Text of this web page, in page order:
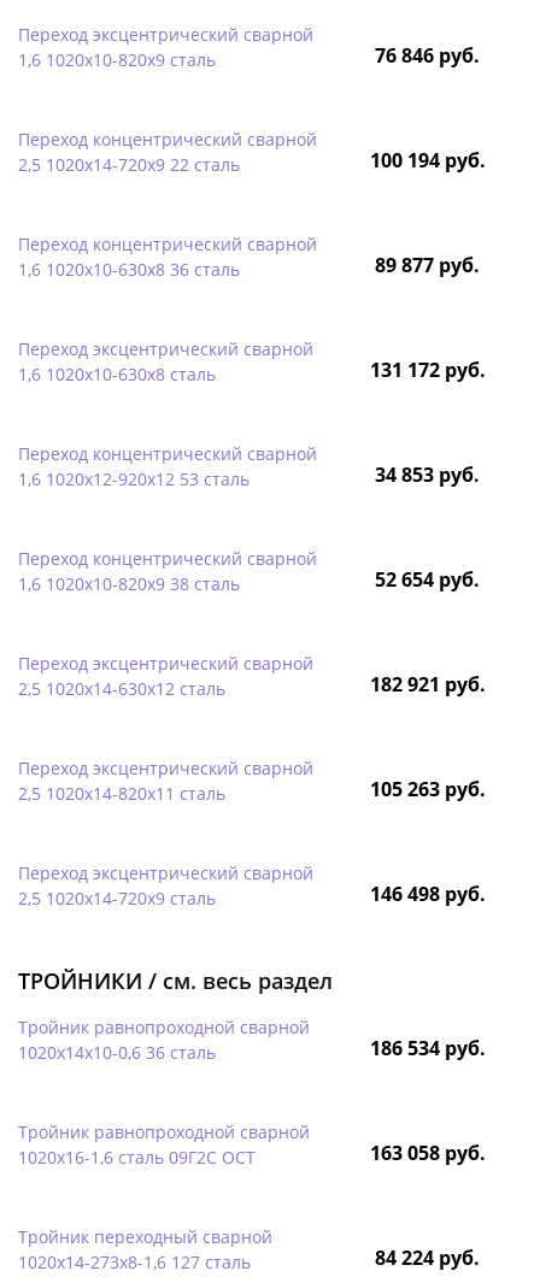
Переход эксцентрический сварной
1,6 1020х10-820х9 сталь
76 846 руб.
Переход концентрический сварной
2,5 1020х14-720х9 22 сталь
100 194 руб.
Переход концентрический сварной
1,6 1020х10-630х8 36 сталь
89 877 руб.
Переход эксцентрический сварной
1,6 1020х10-630х8 сталь
131 172 руб.
Переход концентрический сварной
1,6 1020х12-920х12 53 сталь
34 853 руб.
Переход концентрический сварной
1,6 1020х10-820х9 38 сталь
52 654 руб.
Переход эксцентрический сварной
2,5 1020х14-630х12 сталь
182 921 руб.
Переход эксцентрический сварной
2,5 1020х14-820х11 сталь
105 263 руб.
Переход эксцентрический сварной
2,5 1020х14-720х9 сталь
146 498 руб.
ТРОЙНИКИ / см. весь раздел
Тройник равнопроходной сварной
1020х14х10-0,6 36 сталь
186 534 руб.
Тройник равнопроходной сварной
1020х16-1,6 сталь 09Г2С ОСТ
163 058 руб.
Тройник переходный сварной
1020х14-273х8-1,6 127 сталь
84 224 руб.